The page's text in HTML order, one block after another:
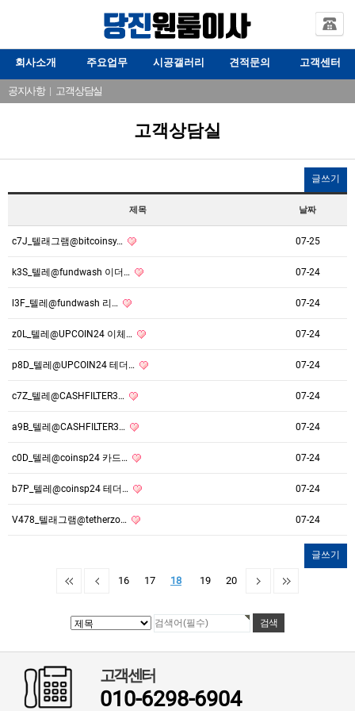
회사소개 주요업무 시공갤러리 견적문의 고객센터
공지사항| 고객상담실
고객상담실
글쓰기
제목 날짜
c7J_텔래그램@bitcoinsy… 07-25
k3S_텔레@fundwash 이더… 07-24
l3F_텔레@fundwash 리… 07-24
z0L_텔레@UPCOIN24 이체… 07-24
p8D_텔레@UPCOIN24 테더… 07-24
c7Z_텔레@CASHFILTER3… 07-24
a9B_텔레@CASHFILTER3… 07-24
c0D_텔레@coinsp24 카드… 07-24
b7P_텔레@coinsp24 테더… 07-24
V478_텔래그램@tetherzo… 07-24
글쓰기
16 17 18 19 20
고객센터
010-6298-6904